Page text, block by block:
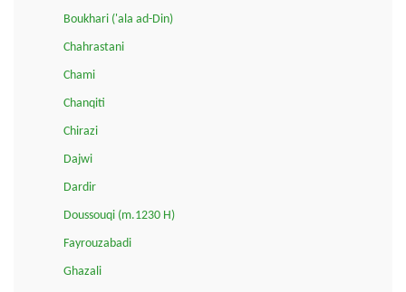
Boukhari ('ala ad-Din)
Chahrastani
Chami
Chanqiti
Chirazi
Dajwi
Dardir
Doussouqi (m.1230 H)
Fayrouzabadi
Ghazali